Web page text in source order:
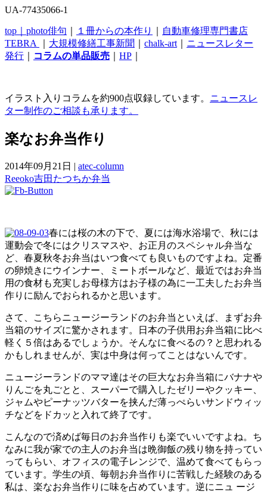
UA-77435066-1
top｜ photo俳句 １冊からの本作り
自動車修理専門書店
TEBRA
大規模修繕工事新聞 chalk-art
ニュースレター
発行
コラムの単品販売 HP
イラスト入りコラムを約900点収録しています。 ニュースレ
ター制作のご相談も承ります。
楽なお弁当作り
2014年09月21日 | atec-column
Reeoko吉田たつちか弁当
春には桜の木の下で、夏には海水浴場で、秋には
運動会で冬にはクリスマスや、お正月のスペシャル弁当な
ど、春夏秋冬お弁当はいつ食べても良いものですよね。定番
の卵焼きにウインナー、ミートボールなど、最近ではお弁当
用の食材も充実しお母様方はお子様の為に一工夫したお弁当
作りに励んでおられるかと思います。
さて、こちらニュージーランドのお弁当といえば、まずお弁
当箱のサイズに驚かされます。日本の子供用お弁当箱に比べ
軽く５倍はあるでしょうか。そんなに食べるの？と思われる
かもしれませんが、実は中身は何ってことはないんです。
ニュージーランドのママ達はその巨大なお弁当箱にバナナや
りんごを丸ごとと、スーパーで購入したゼリーやクッキー、
ジャムやピーナッツバターを挟んだ薄っぺらいサンドウィッ
チなどをドカッと入れて終了です。
こんなので済めば毎日のお弁当作りも楽でいいですよね。ち
なみに我が家での主人のお弁当は晩御飯の残り物を持ってい
ってもらい、オフィスの電子レンジで、温めて食べてもらっ
ています。学生の頃、毎朝お弁当作りに苦戦した経験のある
私は、楽なお弁当作りに味を占めています。逆にニュ ージ